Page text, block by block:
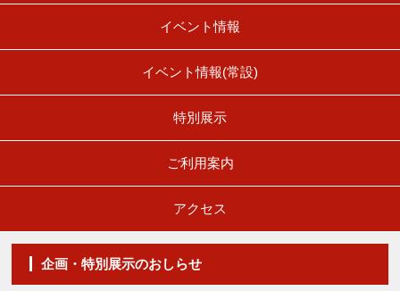
イベント情報
イベント情報(常設)
特別展示
ご利用案内
アクセス
企画・特別展示のおしらせ